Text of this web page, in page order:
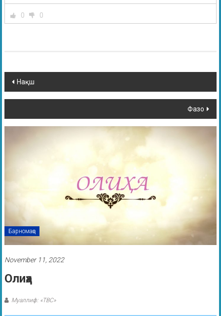
0 0
Нақш
Фазо
Барномаҳо
November 11, 2022
Олиҳа
Муаллиф: «ТВС»